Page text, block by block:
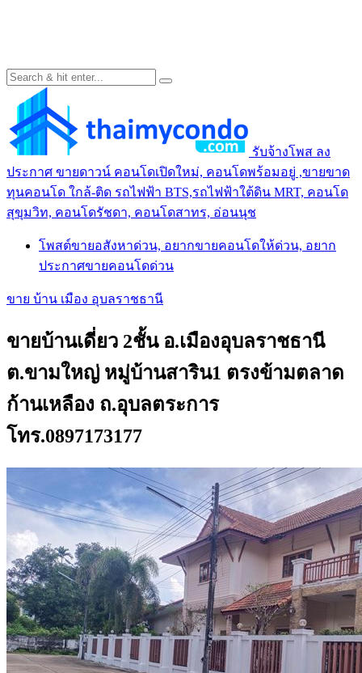
รับจ้างโพส ลง
ประกาศ ขายดาวน์ คอนโดเปิดใหม่, คอนโดพร้อมอยู่ ,ขายขาด
ทุนคอนโด ใกล้-ติด รถไฟฟ้า BTS,รถไฟฟ้าใต้ดิน MRT, คอนโด
สุขุมวิท, คอนโดรัชดา, คอนโดสาทร, อ่อนนุช
โพสต์ขายอสังหาด่วน, อยากขายคอนโดให้ด่วน, อยาก
ประกาศขายคอนโดด่วน
ขาย บ้าน เมือง อุบลราชธานี
ขายบ้านเดี่ยว 2ชั้น อ.เมืองอุบลราชธานี
ต.ขามใหญ่ หมู่บ้านสาริน1 ตรงข้ามตลาด
ก้านเหลือง ถ.อุบลตระการ
โทร.0897173177